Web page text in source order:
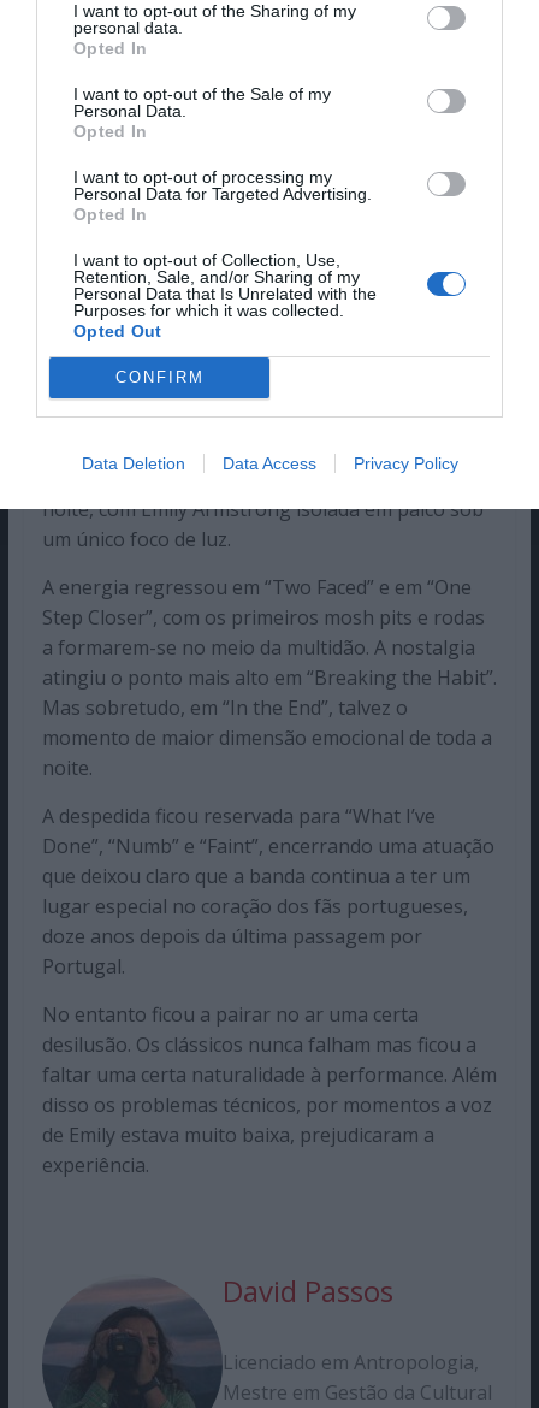
I want to opt-out of the Sharing of my
personal data.
Opted In
I want to opt-out of the Sale of my
Personal Data.
Opted In
I want to opt-out of processing my
Personal Data for Targeted Advertising.
Opted In
I want to opt-out of Collection, Use,
Retention, Sale, and/or Sharing of my
Personal Data that Is Unrelated with the
Purposes for which it was collected.
Opted Out
CONFIRM
Data Deletion Data Access Privacy Policy
os músicos, nem os ecrãs gigantes, o que gerou
frustração entre quem tinha passado horas no
festival para garantir lugar.
A abertura fez-se com “The Emptiness Machine”,
deixou claro que a banda não estava ali apenas
para revisitar o passado. Grande parte da
curiosidade da noite estava centrada em Emily
Armstrong. A vocalista juntou-se ao grupo depois
da morte de Chester Bennington, em 2017.
Ao longo doconcerto, sucederam-se momentos
de grande intensidade emocional. “Crawling”
transformou o recinto num coro gigante que
parecia surpreender a própria banda. Enquanto
“Lost” trouxe um dos instantes mais suspensos da
noite, com Emily Armstrong isolada em palco sob
um único foco de luz.
A energia regressou em “Two Faced” e em “One
Step Closer”, com os primeiros mosh pits e rodas
a formarem-se no meio da multidão. A nostalgia
atingiu o ponto mais alto em “Breaking the Habit”.
Mas sobretudo, em “In the End”, talvez o
momento de maior dimensão emocional de toda a
noite.
A despedida ficou reservada para “What I’ve
Done”, “Numb” e “Faint”, encerrando uma atuação
que deixou claro que a banda continua a ter um
lugar especial no coração dos fãs portugueses,
doze anos depois da última passagem por
Portugal.
No entanto ficou a pairar no ar uma certa
desilusão. Os clássicos nunca falham mas ficou a
faltar uma certa naturalidade à performance. Além
disso os problemas técnicos, por momentos a voz
de Emily estava muito baixa, prejudicaram a
experiência.
David Passos
Licenciado em Antropologia,
Mestre em Gestão da Cultural